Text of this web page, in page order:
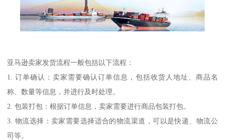
亚马逊卖家发货流程一般包括以下流程：
1. 订单确认：卖家需要确认订单信息，包括收货人地址、商品名
称、数量等信息，并进行及时处理。
2. 包装打包：根据订单信息，卖家需要进行商品包装打包。
3. 物流选择：卖家需要选择适合的物流渠道，可以是快递、物流公
司等。